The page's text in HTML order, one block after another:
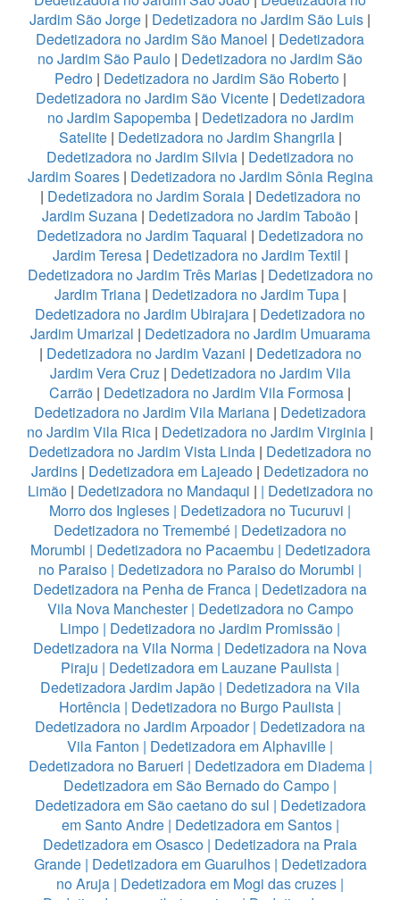
Jardim São Jorge | Dedetizadora no Jardim São Luis |
Dedetizadora no Jardim São Manoel | Dedetizadora
no Jardim São Paulo | Dedetizadora no Jardim São
Pedro| Dedetizadora no Jardim São Roberto|
Dedetizadora no Jardim São Vicente| Dedetizadora
no Jardim Sapopemba| Dedetizadora no Jardim
Satelite| Dedetizadora no Jardim Shangrila|
Dedetizadora no Jardim Silvia | Dedetizadora no
Jardim Soares| Dedetizadora no Jardim Sônia Regina
| Dedetizadora no Jardim Soraia| Dedetizadora no
Jardim Suzana | Dedetizadora no Jardim Taboão |
Dedetizadora no Jardim Taquaral | Dedetizadora no
Jardim Teresa| Dedetizadora no Jardim Textil |
Dedetizadora no Jardim Três Marias| Dedetizadora no
Jardim Triana| Dedetizadora no Jardim Tupa|
Dedetizadora no Jardim Ubirajara | Dedetizadora no
Jardim Umarizal | Dedetizadora no Jardim Umuarama
| Dedetizadora no Jardim Vazani | Dedetizadora no
Jardim Vera Cruz| Dedetizadora no Jardim Vila
Carrão | Dedetizadora no Jardim Vila Formosa |
Dedetizadora no Jardim Vila Mariana | Dedetizadora
no Jardim Vila Rica | Dedetizadora no Jardim Virginia |
Dedetizadora no Jardim Vista Linda | Dedetizadora no
Jardins | Dedetizadora em Lajeado | Dedetizadora no
Limão| Dedetizadora no Mandaqui | | Dedetizadora no
Morro dos Ingleses | Dedetizadora no Tucuruvi |
Dedetizadora no Tremembé | Dedetizadora no
Morumbi | Dedetizadora no Pacaembu | Dedetizadora
no Paraiso | Dedetizadora no Paraiso do Morumbi |
Dedetizadora na Penha de Franca | Dedetizadora na
Vila Nova Manchester| Dedetizadora no Campo
Limpo | Dedetizadora no Jardim Promissão |
Dedetizadora na Vila Norma | Dedetizadora na Nova
Piraju | Dedetizadora em Lauzane Paulista |
Dedetizadora Jardim Japão | Dedetizadora na Vila
Hortência | Dedetizadora no Burgo Paulista |
Dedetizadora no Jardim Arpoador| Dedetizadora na
Vila Fanton | Dedetizadora em Alphaville |
Dedetizadora no Barueri | Dedetizadora em Diadema|
Dedetizadora em São Bernado do Campo |
Dedetizadora em São caetano do sul | Dedetizadora
em Santo Andre| Dedetizadora em Santos|
Dedetizadora em Osasco | Dedetizadora na Praia
Grande| Dedetizadora em Guarulhos| Dedetizadora
no Aruja | Dedetizadora em Mogi das cruzes |